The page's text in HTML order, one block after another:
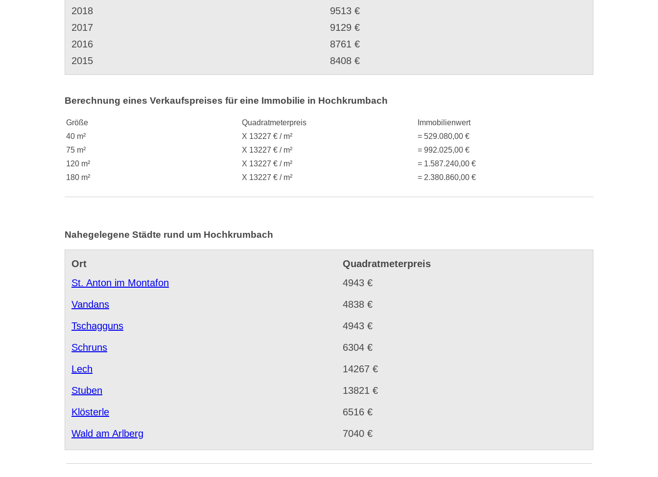
2018
9513 €
2017
9129 €
2016
8761 €
2015
8408 €
Berechnung eines Verkaufspreises für eine Immobilie in Hochkrumbach
Größe Quadratmeterpreis
Immobilienwert
40 m²
X 13227 € / m²
= 529.080,00 €
75 m²
X 13227 € / m²
= 992.025,00 €
120 m²
X 13227 € / m²
= 1.587.240,00 €
180 m²
X 13227 € / m² = 2.380.860,00 €
Nahegelegene Städte rund um Hochkrumbach
Ort
Quadratmeterpreis
St. Anton im Montafon
4943 €
Vandans
4838 €
Tschagguns
4943 €
Schruns
6304 €
Lech
14267 €
Stuben
13821 €
Klösterle
6516 €
Wald am Arlberg
7040 €